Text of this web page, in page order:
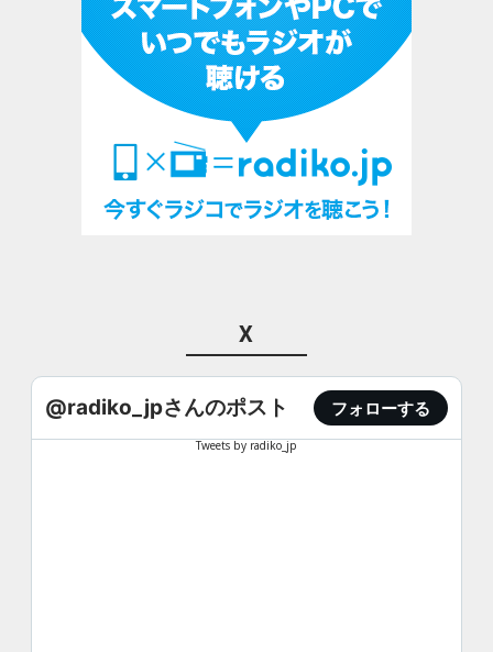
X
@radiko_jpさんのポスト フォローする
Tweets by radiko_jp